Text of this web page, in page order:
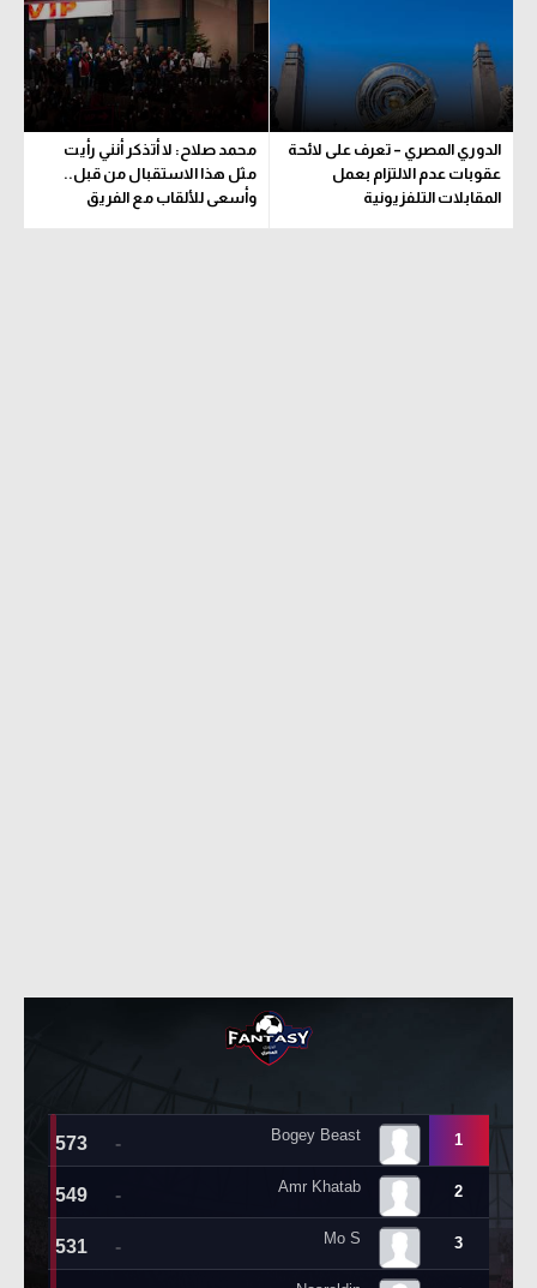
الدوري المصري – تعرف على لائحة
عقوبات عدم الالتزام بعمل
المقابلات التلفزيونية
محمد صلاح: لا أتذكر أنني رأيت
مثل هذا الاستقبال من قبل..
وأسعى للألقاب مع الفريق